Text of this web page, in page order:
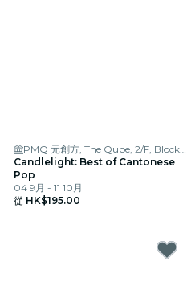
PMQ 元創方, The Qube, 2/F, Block A
Candlelight: Best of Cantonese
Pop
04 9月 - 11 10月
從 HK$195.00